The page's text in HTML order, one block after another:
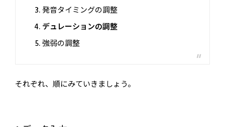
発音タイミングの調整
デュレーションの調整
強弱の調整
それぞれ、順にみていきましょう。